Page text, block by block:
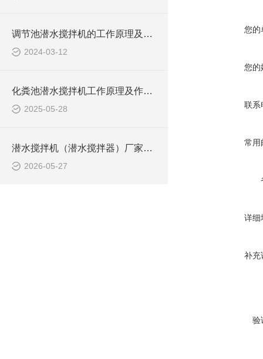
调节池潜水搅拌机的工作原理及潜水推进器CAD安装图、结构图
2024-03-12
化粪池潜水搅拌机工作原理及作用特点、安装图、CAD结构图
2025-05-28
潜水搅拌机（潜水搅拌器）厂家选型指南
2026-05-27
您的
您的
联系
常用
详细
补充
验